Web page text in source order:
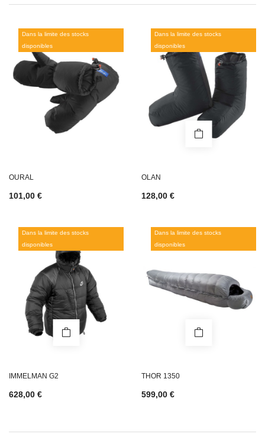
Dans la limite des stocks
disponibles
OURAL
101,00 €
Dans la limite des stocks
disponibles
OLAN
128,00 €
Dans la limite des stocks
disponibles
IMMELMAN G2
628,00 €
Dans la limite des stocks
disponibles
THOR 1350
599,00 €